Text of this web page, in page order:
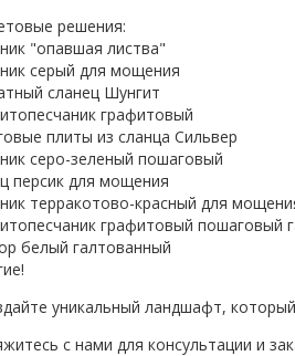
решения:
"опавшая листва"
серый для мощения
сланец Шунгит
графитовый
плиты из сланца Сильвер
серо-зеленый пошаговый
персик для мощения
терракотово-красный для
графитовый пошаговый
белый галтованный
уникальный ландшафт,
с нами для консультации и